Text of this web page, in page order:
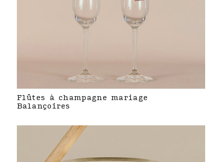
Flûtes à champagne mariage
Balançoires